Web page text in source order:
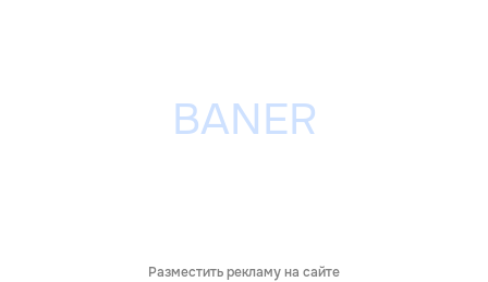
Разместить рекламу на сайте